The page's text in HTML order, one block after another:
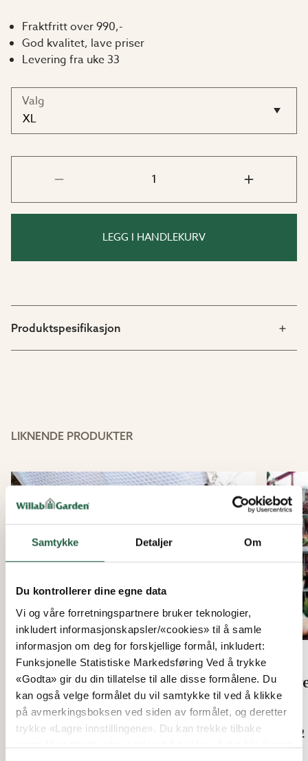
Samtykke Detaljer Om
Du kontrollerer dine egne data
Vi og våre forretningspartnere bruker teknologier,
inkludert informasjonskapsler/«cookies» til å samle
informasjon om deg for forskjellige formål, inkludert:
Funksjonelle Statistiske Markedsføring Ved å trykke
«Godta» gir du din tillatelse til alle disse formålene. Du
kan også velge formålet du vil samtykke til ved å klikke
på avmerkingsboksen ved siden av formålet, og deretter
trykke «Lagre innstillingene». Du kan trekke tilbake
samtykket ditt til enhver tid ved å trykke på det lille ikonet
Fraktfritt over 990,-
God kvalitet, lave priser
Levering fra uke 33
Valg
LEGG I HANDLEKURV
Produktspesifikasjon
LIKNENDE PRODUKTER
Isolasjonsplastfolie
(bobleplast)
Fra
kr 659
Fra
kr